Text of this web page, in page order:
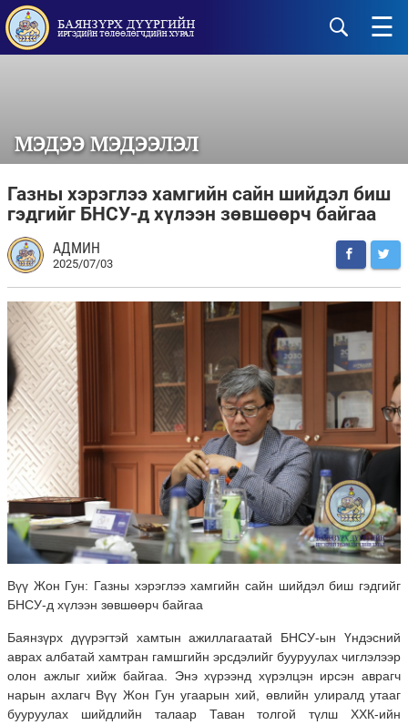
☰
МЭДЭЭ МЭДЭЭЛЭЛ
Газны хэрэглээ хамгийн сайн шийдэл биш
гэдгийг БНСУ-д хүлээн зөвшөөрч байгаа
АДМИН
2025/07/03
Вүү Жон Гун: Газны хэрэглээ хамгийн сайн шийдэл биш гэдгийг
БНСУ-д хүлээн зөвшөөрч байгаа
Баянзүрх дүүрэгтэй хамтын ажиллагаатай БНСУ-ын Үндэсний
аврах албатай хамтран гамшгийн эрсдэлийг бууруулах чиглэлээр
олон ажлыг хийж байгаа. Энэ хүрээнд хүрэлцэн ирсэн аврагч
нарын ахлагч Вүү Жон Гун угаарын хий, өвлийн улиралд утааг
бууруулах шийдлийн талаар Таван толгой түлш ХХК-ийн